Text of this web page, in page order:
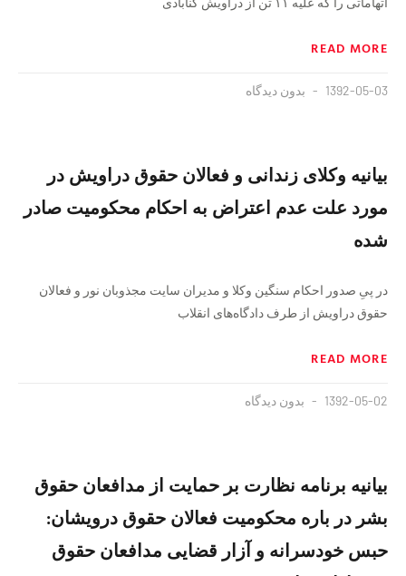
READ MORE
1392-05-03 بدون دیدگاه
بیانیه وکلای زندانی و فعالان حقوق دراویش در
مورد علت عدم اعتراض به احکام محکومیت صادر
شده
در پىِ صدور احکام سنگین وکلا و مدیران سایت مجذوبان نور و فعالان
حقوق دراویش از طرف دادگاه‌های انقلاب
READ MORE
1392-05-02 بدون دیدگاه
بیانیه برنامه نظارت بر حمایت از مدافعان حقوق
بشر در باره محکومیت فعالان حقوق درویشان:
حبس خودسرانه و آزار قضایی مدافعان حقوق